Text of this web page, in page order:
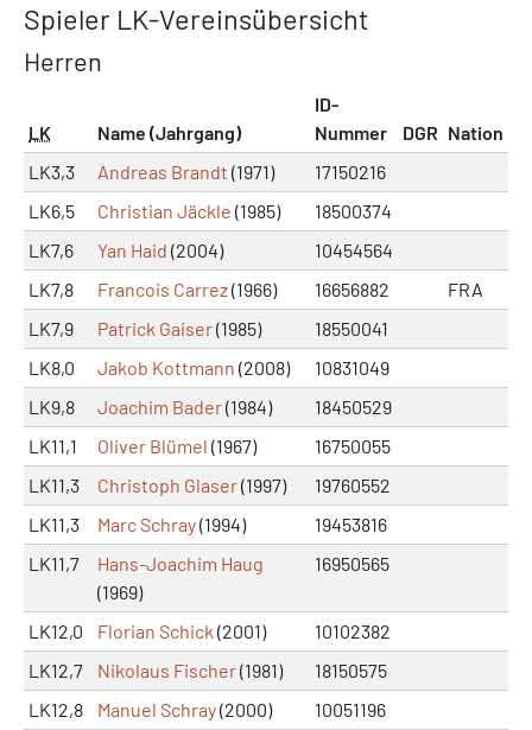
Spieler LK-Vereinsübersicht
Herren
LK Name (Jahrgang)
ID-
Nummer
DGR Nation
LK3,3
Andreas Brandt (1971)
17150216
LK6,5
Christian Jäckle (1985)
18500374
LK7,6
Yan Haid (2004)
10454564
LK7,8
Francois Carrez(1966) 16656882
FRA
LK7,9
Patrick Gaiser(1985)
18550041
LK8,0
Jakob Kottmann (2008)
10831049
LK9,8
Joachim Bader(1984)
18450529
LK11,1
Oliver Blümel (1967)
16750055
LK11,3
Christoph Glaser(1997)
19760552
LK11,3
Marc Schray(1994)
19453816
LK11,7
Hans-Joachim Haug
(1969)
16950565
LK12,0 Florian Schick (2001)
10102382
LK12,7
Nikolaus Fischer(1981)
18150575
LK12,8
Manuel Schray(2000)
10051196